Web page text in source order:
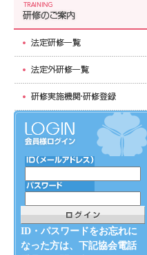
ID・パスワードをお忘れに
なった方は、下記協会電話